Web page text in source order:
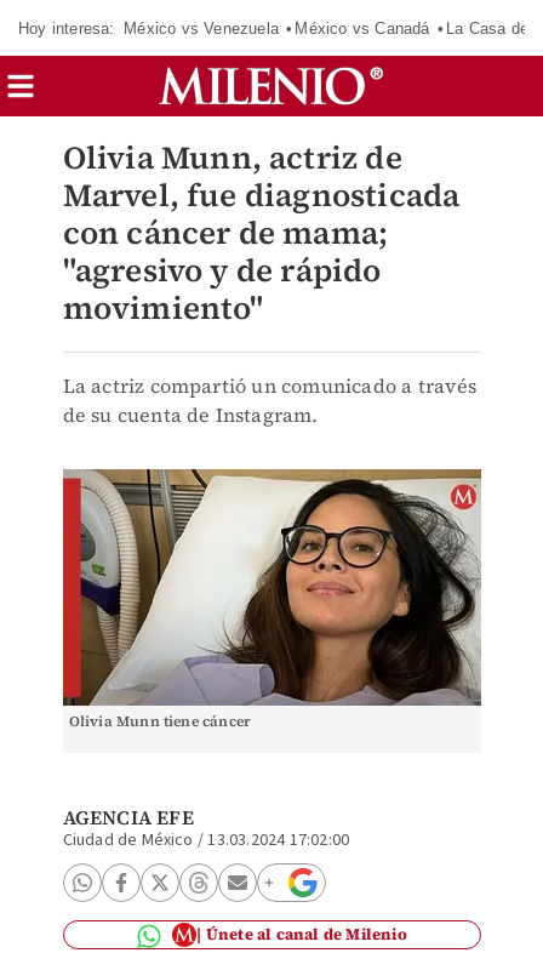
Hoy interesa: México vs Venezuela México vs Canadá La Casa de
Olivia Munn, actriz de
Marvel, fue diagnosticada
con cáncer de mama;
"agresivo y de rápido
movimiento"
La actriz compartió un comunicado a través
de su cuenta de Instagram.
Olivia Munn tiene cáncer
AGENCIA EFE
Ciudad de México /13.03.2024 17:02:00
Únete al canal de Milenio